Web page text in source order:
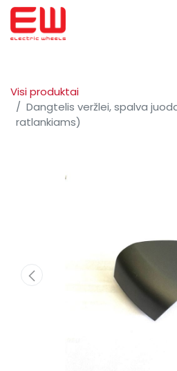
Visi produktai
Dangtelis veržlei, spalva
ratlankiams)